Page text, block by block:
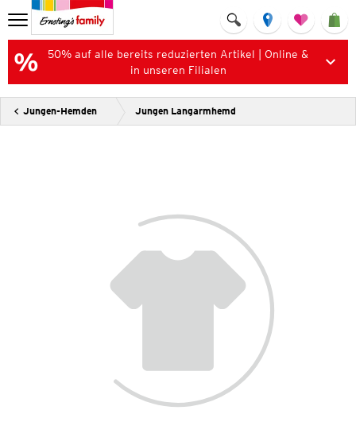
50% auf alle bereits reduzierten Artikel | Online &
in unseren Filialen
Jungen-Hemden Jungen Langarmhemd